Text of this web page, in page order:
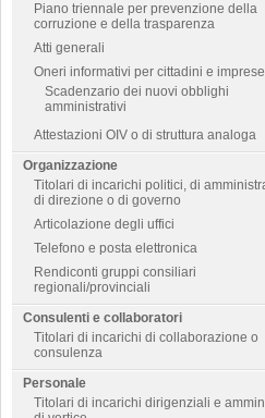
Piano triennale per prevenzione della
corruzione e della trasparenza
Atti generali
Oneri informativi per cittadini e imprese
Scadenzario dei nuovi obblighi
amministrativi
Attestazioni OIV o di struttura analoga
Organizzazione
Titolari di incarichi politici, di
di direzione o di governo
Articolazione degli uffici
Telefono e posta elettronica
Rendiconti gruppi consiliari
regionali/provinciali
Consulenti e collaboratori
Titolari di incarichi di collaborazione o
consulenza
Personale
Titolari di incarichi dirigenziali e